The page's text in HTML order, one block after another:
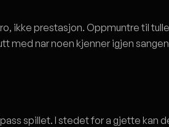
ikke prestasjon. Oppmuntre til
med nar noen kjenner igjen
spillet. I stedet for a gjette kan